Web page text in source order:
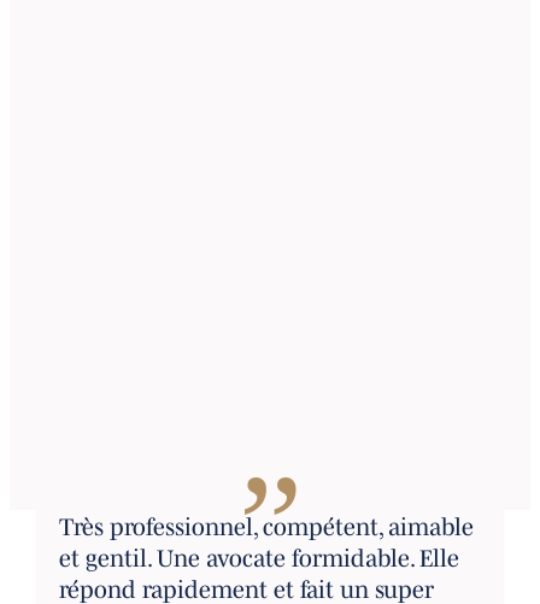
”
Très professionnel, compétent, aimable
et gentil. Une avocate formidable. Elle
répond rapidement et fait un super